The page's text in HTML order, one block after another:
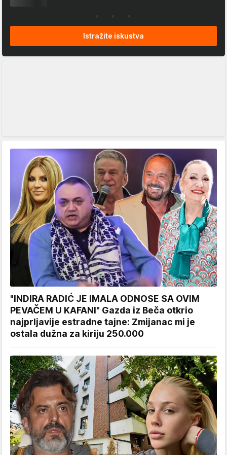
Istražite iskustva
"INDIRA RADIĆ JE IMALA ODNOSE SA OVIM
PEVAČEM U KAFANI" Gazda iz Beča otkrio
najprljavije estradne tajne: Zmijanac mi je
ostala dužna za kiriju 250.000